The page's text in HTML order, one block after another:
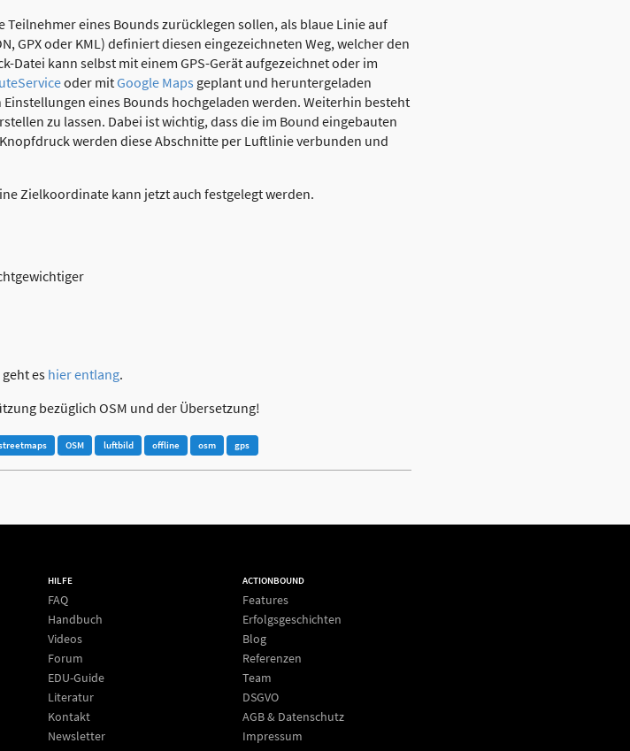
eines Bounds zurücklegen sollen, als blaue Linie auf
GPX oder KML) definiert diesen eingezeichneten Weg, welcher den
Datei kann selbst mit einem GPS-Gerät aufgezeichnet oder im
oder mitGoogle Maps geplant und heruntergeladen
eines Bounds hochgeladen werden. Weiterhin besteht
zu lassen. Dabei ist wichtig, dass die im Bound eingebauten
werden diese Abschnitte per Luftlinie verbunden und
Zielkoordinate kann jetzt auch festgelegt werden.
es hier entlang.
bezüglich OSM und der Übersetzung!
OSM luftbild offline osm gps
HILFE
FAQ
Handbuch
Videos
Forum
EDU-Guide
Literatur
Kontakt
Newsletter
ACTIONBOUND
Features
Erfolgsgeschichten
Blog
Referenzen
Team
DSGVO
AGB & Datenschutz
Impressum